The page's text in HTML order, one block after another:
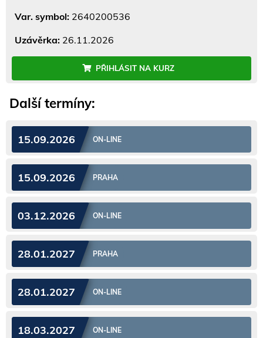
Var. symbol: 2640200536
Uzávěrka: 26.11.2026
PŘIHLÁSIT NA KURZ
Další termíny:
15.09.2026 ON-LINE
15.09.2026 PRAHA
03.12.2026 ON-LINE
28.01.2027 PRAHA
28.01.2027 ON-LINE
18.03.2027 ON-LINE